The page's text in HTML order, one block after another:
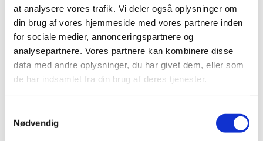
at analysere vores trafik. Vi deler også oplysninger om
din brug af vores hjemmeside med vores partnere inden
for sociale medier, annonceringspartnere og
analysepartnere. Vores partnere kan kombinere disse
data med andre oplysninger, du har givet dem, eller som
de har indsamlet fra din brug af deres tjenester.
Nødvendig
Kommentar*
E-mail*